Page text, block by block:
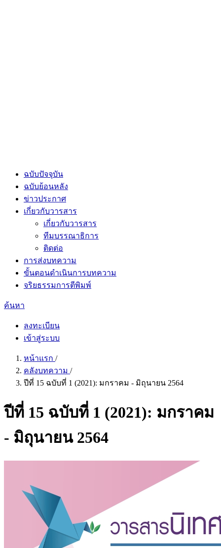
ฉบับปัจจุบัน
ฉบับย้อนหลัง
ข่าวประกาศ
เกี่ยวกับวารสาร
เกี่ยวกับวารสาร
ทีมบรรณาธิการ
ติดต่อ
การส่งบทความ
ขั้นตอนดำเนินการบทความ
จริยธรรมการตีพิมพ์
ค้นหา
ลงทะเบียน
เข้าสู่ระบบ
หน้าแรก /
คลังบทความ /
ปีที่ 15 ฉบับที่ 1 (2021): มกราคม - มิถุนายน 2564
ปีที่ 15 ฉบับที่ 1 (2021): มกราคม
- มิถุนายน 2564